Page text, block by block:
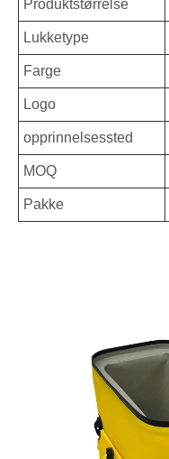
Produktstørrelse
Lukketype
Farge
Logo
opprinnelsessted
MOQ
Pakke